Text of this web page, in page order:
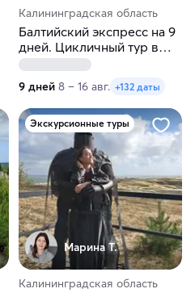
Калининградская область
Балтийский экспресс на 9
дней. Цикличный тур в
Калининград
9 дней 8 – 16 авг. +132 даты
Экскурсионные туры
Марина Т.
Калининградская область